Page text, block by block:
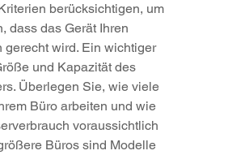
berücksichtigen, um
dass das Gerät Ihren
gerecht wird. Ein wichtiger
und Kapazität des
Überlegen Sie, wie viele
Büro arbeiten und wie
voraussichtlich
Büros sind Modelle